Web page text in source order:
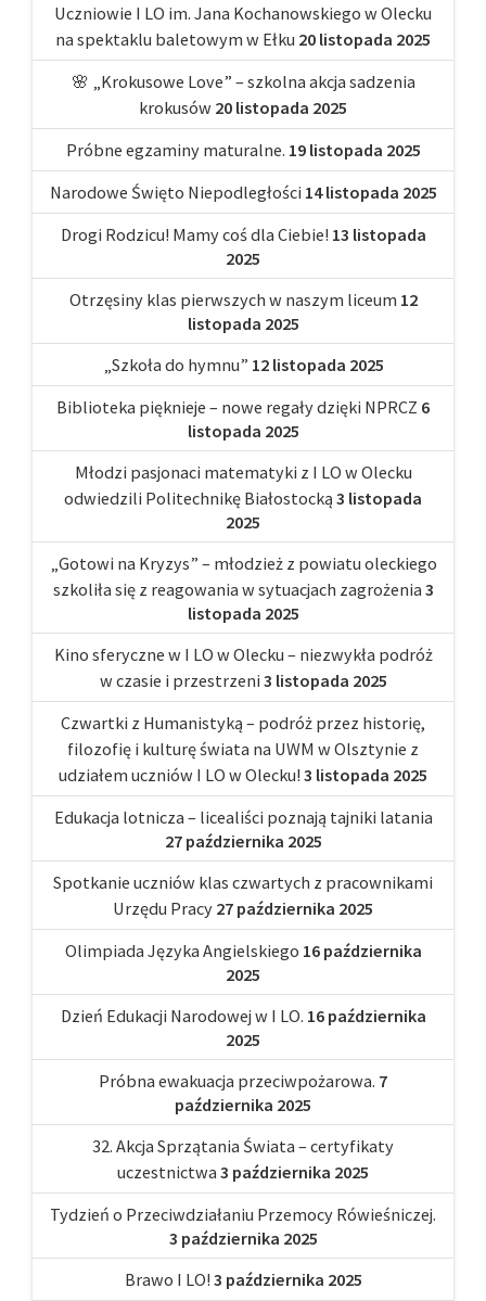
Uczniowie I LO im. Jana Kochanowskiego w Olecku
na spektaklu baletowym w Ełku 20 listopada 2025
🌸 „Krokusowe Love” – szkolna akcja sadzenia
krokusów 20 listopada 2025
Próbne egzaminy maturalne. 19 listopada 2025
Narodowe Święto Niepodległości 14 listopada 2025
Drogi Rodzicu! Mamy coś dla Ciebie! 13 listopada
2025
Otrzęsiny klas pierwszych w naszym liceum 12
listopada 2025
„Szkoła do hymnu” 12 listopada 2025
Biblioteka pięknieje – nowe regały dzięki NPRCZ 6
listopada 2025
Młodzi pasjonaci matematyki z I LO w Olecku
odwiedzili Politechnikę Białostocką 3 listopada
2025
„Gotowi na Kryzys” – młodzież z powiatu oleckiego
szkoliła się z reagowania w sytuacjach zagrożenia 3
listopada 2025
Kino sferyczne w I LO w Olecku – niezwykła podróż
w czasie i przestrzeni 3 listopada 2025
Czwartki z Humanistyką – podróż przez historię,
filozofię i kulturę świata na UWM w Olsztynie z
udziałem uczniów I LO w Olecku! 3 listopada 2025
Edukacja lotnicza – licealiści poznają tajniki latania
27 października 2025
Spotkanie uczniów klas czwartych z pracownikami
Urzędu Pracy 27 października 2025
Olimpiada Języka Angielskiego 16 października
2025
Dzień Edukacji Narodowej w I LO. 16 października
2025
Próbna ewakuacja przeciwpożarowa. 7
października 2025
32. Akcja Sprzątania Świata – certyfikaty
uczestnictwa 3 października 2025
Tydzień o Przeciwdziałaniu Przemocy Rówieśniczej.
3 października 2025
Brawo I LO! 3 października 2025